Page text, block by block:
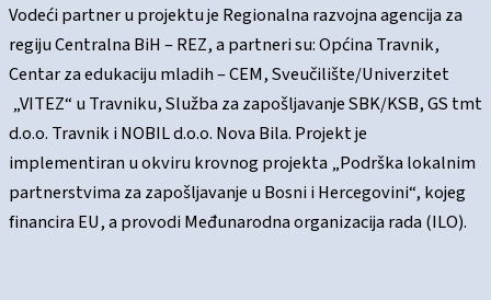
Vodeći partner u projektu je Regionalna razvojna agencija za
regiju Centralna BiH – REZ, a partneri su: Općina Travnik,
Centar za edukaciju mladih – CEM, Sveučilište/Univerzitet
„VITEZ“ u Travniku, Služba za zapošljavanje SBK/KSB, GS tmt
d.o.o. Travnik i NOBIL d.o.o. Nova Bila. Projekt je
implementiran u okviru krovnog projekta „Podrška lokalnim
partnerstvima za zapošljavanje u Bosni i Hercegovini“, kojeg
financira EU, a provodi Međunarodna organizacija rada (ILO).